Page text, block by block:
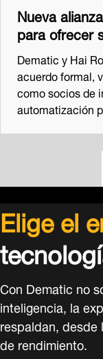
Nueva
para ofrecer
Dematic y Hai
acuerdo formal,
como socios de
automatización
Elige el
Con Dematic no
inteligencia, la
respaldan,
de rendimiento.